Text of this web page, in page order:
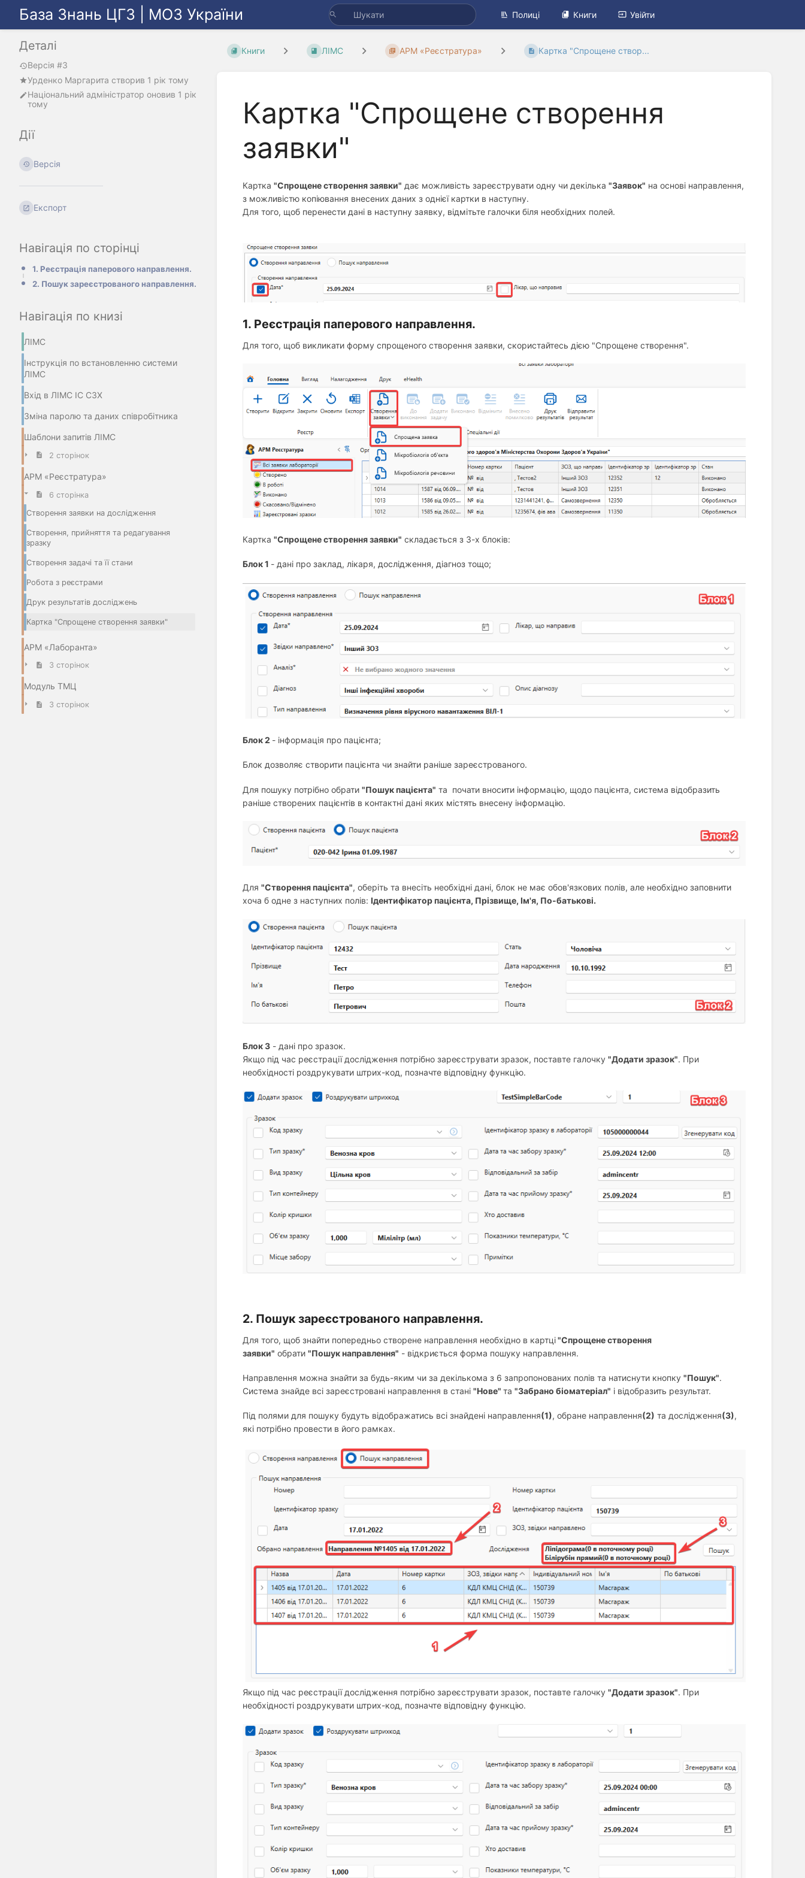
База Знань ЦГЗ | МОЗ України Полиці Книги Увійти
Деталі
Версія #3
Урденко Маргарита створив 1 рік тому
Національний адміністратор оновив 1 рік
тому
Дії
Версія
Експорт
Навігація по сторінці
1. Реєстрація паперового направлення.
2. Пошук зареєстрованого направлення.
Навігація по книзі
ЛІМС
Інструкція по встановленню системи
ЛІМС
Вхід в ЛІМС ІС СЗХ
Зміна паролю та даних співробітника
Шаблони запитів ЛІМС
2 сторінок
АРМ «Реєстратура»
6 сторінка
Створення заявки на дослідження
Створення, прийняття та редагування
зразку
Створення задачі та її стани
Робота з реєстрами
Друк результатів досліджень
Картка "Спрощене створення заявки"
АРМ «Лаборанта»
3 сторінок
Модуль ТМЦ
3 сторінок
Книги ЛІМС АРМ «Реєстратура» Картка "Спрощене створ...
Картка "Спрощене створення
заявки"
Картка "Спрощене створення заявки" дає можливість зареєструвати одну чи декілька "Заявок" на основі направлення,
з можливістю копіювання внесених даних з однієї картки в наступну.
Для того, щоб перенести дані в наступну заявку, відмітьте галочки біля необхідних полей.
1. Реєстрація паперового направлення.
Для того, щоб викликати форму спрощеного створення заявки, скористайтесь дією "Спрощене створення".
Картка "Спрощене створення заявки" складається з 3-х блоків:
Блок 1 - дані про заклад, лікаря, дослідження, діагноз тощо;
Блок 2 - інформація про пацієнта;
Блок дозволяє створити пацієнта чи знайти раніше зареєстрованого.
Для пошуку потрібно обрати "Пошук пацієнта" та почати вносити інформацію, щодо пацієнта, система відобразить
раніше створених пацієнтів в контактні дані яких містять внесену інформацію.
Для "Створення пацієнта", оберіть та внесіть необхідні дані, блок не має обов'язкових полів, але необхідно заповнити
хоча б одне з наступних полів: Ідентифікатор пацієнта, Прізвище, Ім'я, По-батькові.
Блок 3 - дані про зразок.
Якщо під час реєстрації дослідження потрібно зареєструвати зразок, поставте галочку "Додати зразок". При
необхідності роздрукувати штрих-код, позначте відповідну функцію.
2. Пошук зареєстрованого направлення.
Для того, щоб знайти попередньо створене направлення необхідно в картці"Спрощене створення
заявки" обрати "Пошук направлення" - відкриється форма пошуку направлення.
Направлення можна знайти за будь-яким чи за декількома з 6 запропонованих полів та натиснути кнопку "Пошук".
Система знайде всі зареєстровані направлення в стані "Нове" та "Забрано біоматеріал" і відобразить результат.
Під полями для пошуку будуть відображатись всі знайдені направлення(1), обране направлення(2) та дослідження(3),
які потрібно провести в його рамках.
Якщо під час реєстрації дослідження потрібно зареєструвати зразок, поставте галочку "Додати зразок". При
необхідності роздрукувати штрих-код, позначте відповідну функцію.